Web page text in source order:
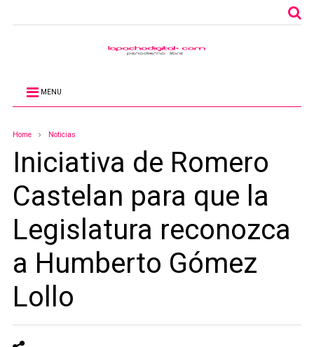
MENU
Home Noticias
Iniciativa de Romero
Castelan para que la
Legislatura reconozca
a Humberto Gómez
Lollo